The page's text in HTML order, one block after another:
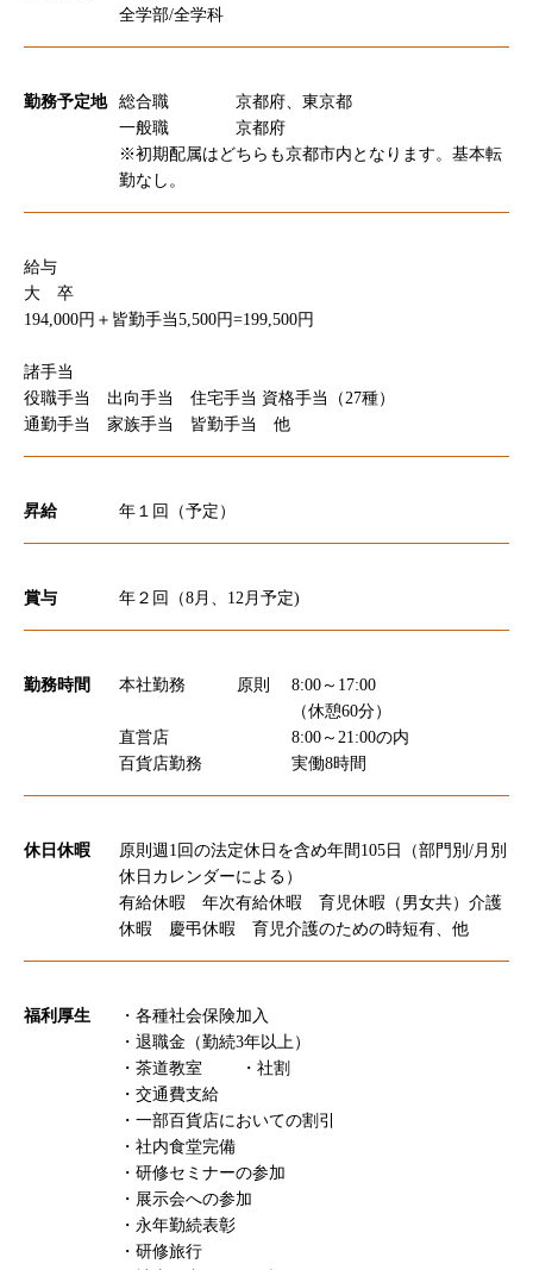
全学部/全学科
勤務予定地
総合職 京都府、東京都
一般職 京都府
※初期配属はどちらも京都市内となります。基本転
勤なし。
給与
大 卒
194,000円＋皆勤手当5,500円=199,500円
諸手当
役職手当 出向手当 住宅手当 資格手当（27種）
通勤手当 家族手当 皆勤手当 他
昇給 年１回（予定）
賞与 年２回（8月、12月予定)
勤務時間 本社勤務 原則
8:00～17:00
（休憩60分）
直営店
百貨店勤務
8:00～21:00の内
実働8時間
休日休暇
原則週1回の法定休日を含め年間105日（部門別/月別
休日カレンダーによる）
有給休暇 年次有給休暇 育児休暇（男女共）介護
休暇 慶弔休暇 育児介護のための時短有、他
福利厚生
・各種社会保険加入
・退職金（勤続3年以上）
・茶道教室 ・社割
・交通費支給
・一部百貨店においての割引
・社内食堂完備
・研修セミナーの参加
・展示会への参加
・永年勤続表彰
・研修旅行